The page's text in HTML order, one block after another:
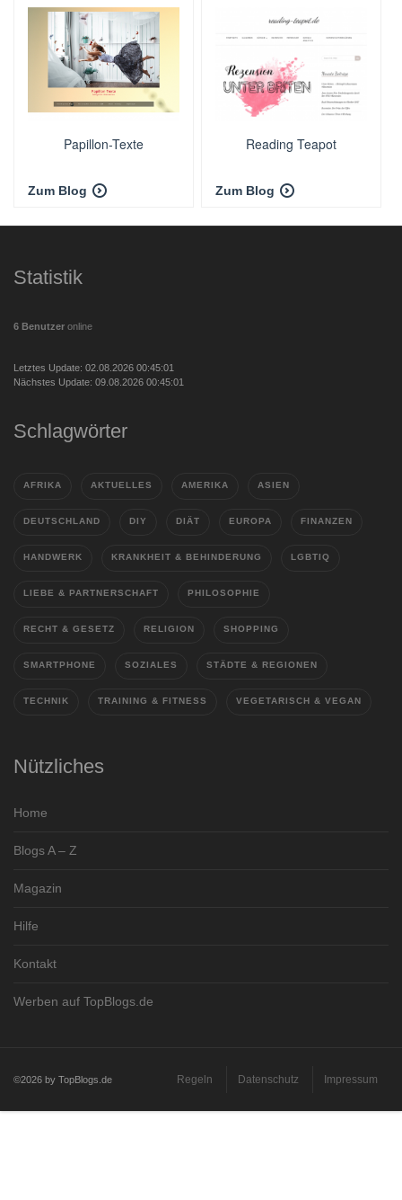
Papillon-Texte
Zum Blog
Reading Teapot
Zum Blog
Statistik
6 Benutzer online
Letztes Update: 02.08.2026 00:45:01
Nächstes Update: 09.08.2026 00:45:01
Schlagwörter
AFRIKA AKTUELLES AMERIKA ASIEN
DEUTSCHLAND DIY DIÄT EUROPA FINANZEN
HANDWERK KRANKHEIT & BEHINDERUNG LGBTIQ
LIEBE & PARTNERSCHAFT PHILOSOPHIE
RECHT & GESETZ RELIGION SHOPPING
SMARTPHONE SOZIALES STÄDTE & REGIONEN
TECHNIK TRAINING & FITNESS VEGETARISCH & VEGAN
Nützliches
Home
Blogs A – Z
Magazin
Hilfe
Kontakt
Werben auf TopBlogs.de
©2026 by TopBlogs.de Regeln Datenschutz Impressum